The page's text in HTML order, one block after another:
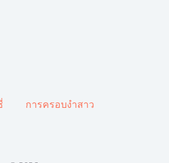
การครอบงำสาว